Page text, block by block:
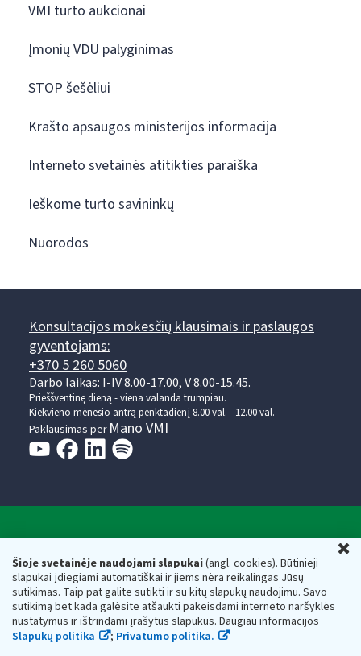
Šioje svetainėje naudojami slapukai(angl. cookies). Būtinieji
slapukai įdiegiami automatiškai ir jiems nėra reikalingas Jūsų
sutikimas. Taip pat galite sutikti ir su kitų slapukų naudojimu. Savo
sutikimą bet kada galėsite atšaukti pakeisdami interneto naršyklės
nustatymus ir ištrindami įrašytus slapukus. Daugiau informacijos
Slapukų politika
; Privatumo politika.
VMI turto aukcionai
Įmonių VDU palyginimas
STOP šešėliui
Krašto apsaugos ministerijos informacija
Interneto svetainės atitikties paraiška
Ieškome turto savininkų
Nuorodos
Konsultacijos mokesčių klausimais ir paslaugos
gyventojams:
+370 5 260 5060
Darbo laikas: I-IV 8.00-17.00, V 8.00-15.45.
Prieššventinę dieną - viena valanda trumpiau.
Kiekvieno mėnesio antrą penktadienį 8.00 val. - 12.00 val.
Paklausimas perMano VMI
Valstybinė mokesčių inspekcija prie Lietuvos
Respublikos finansų ministerijos
Biudžetinė įstaiga. Juridinio asmens kodas — 188659752,
adresas: Vasario 16-osios g. 14, 01107 Vilnius, Lietuva, el.paštas:
vmi@vmi.lt , E. pristatymo dėžutės adresas 188659752
Duomenys apie Valstybinę mokesčių inspekciją prie Lietuvos
Respublikos finansų ministerijos kaupiami ir saugomi Juridinių